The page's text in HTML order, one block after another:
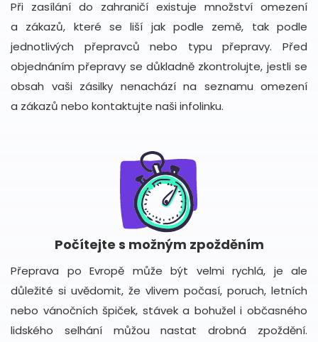
Při zasílání do zahraničí existuje množství omezení
a zákazů, které se liší jak podle země, tak podle
jednotlivých přepravců nebo typu přepravy. Před
objednáním přepravy se důkladně zkontrolujte, jestli se
obsah vaši zásilky nenachází na seznamu omezení
a zákazů nebo kontaktujte naši infolinku.
Počítejte s možným zpožděním
Přeprava po Evropě může být velmi rychlá, je ale
důležité si uvědomit, že vlivem počasí, poruch, letních
nebo vánočních špiček, stávek a bohužel i občasného
lidského selhání můžou nastat drobná zpoždění.